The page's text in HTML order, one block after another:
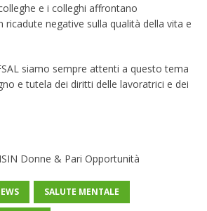
e i colleghi affrontano
ricadute negative sulla qualità della vita e
siamo sempre attenti a questo tema
e tutela dei diritti delle lavoratrici e dei
Donne & Pari Opportunità
SALUTE MENTALE